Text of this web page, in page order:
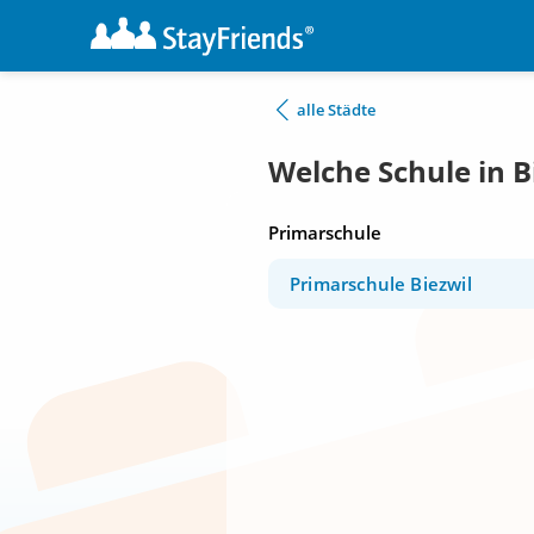
alle Städte
Welche Schule in
Primarschule
Primarschule Biezwil